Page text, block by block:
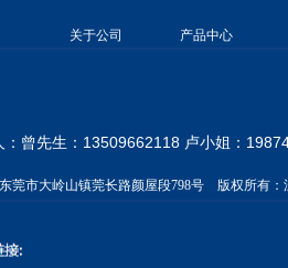
关于公司 产品中心
：曾先生：13509662118 卢小姐：
东莞市大岭山镇莞长路颜屋段798号 版权所有：